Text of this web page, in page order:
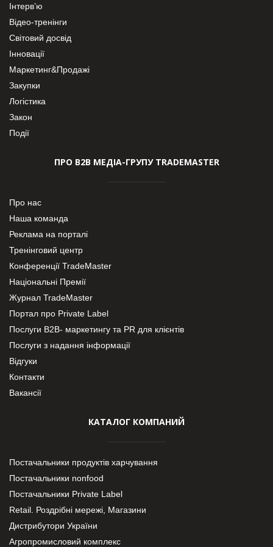
Інтерв’ю
Відео-тренінги
Світовий досвід
Інновації
Маркетинг&Продажі
Закупки
Логістика
Закон
Події
ПРО В2В МЕДІА-ГРУПУ TRADEMASTER
Про нас
Наша команда
Реклама на порталі
Тренінговий центр
Конференції TradeMaster
Національні Премії
Журнал TradeMaster
Портал про Private Label
Послуги В2В- маркетингу та PR для клієнтів
Послуги з надання інформації
Відгуки
Контакти
Вакансії
КАТАЛОГ КОМПАНИЙ
Постачальники продуктів харчування
Постачальники nonfood
Постачальники Private Label
Retail. Роздрібні мережі, Магазини
Дистрибутори України
Агропромисловий комплекс